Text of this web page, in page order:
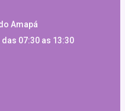
Amapá
07:30 as 13:30